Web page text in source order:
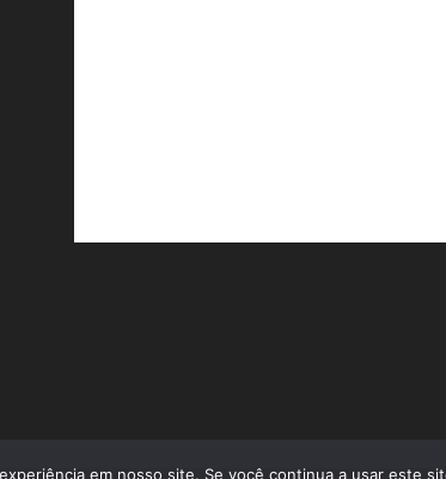
em nosso site. Se você continua a usar este